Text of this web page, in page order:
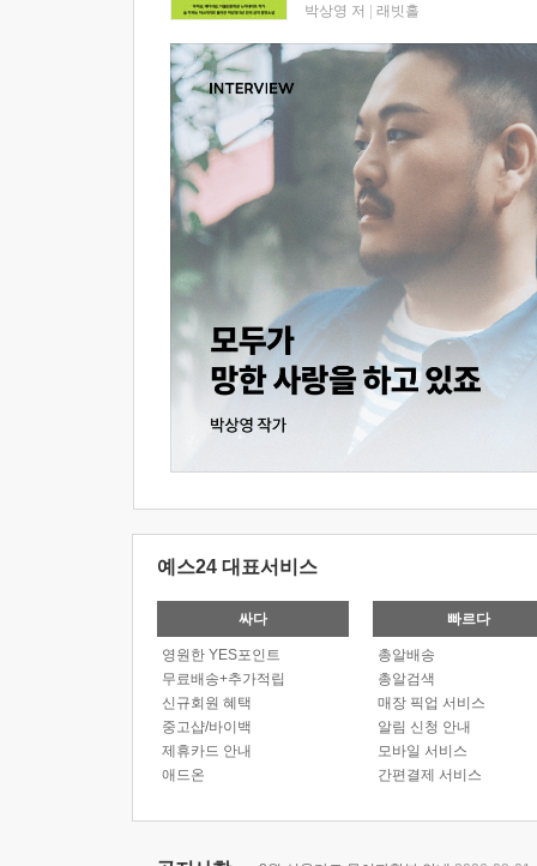
박상영 저 래빗홀
예스24 대표서비스
싸다
영원한 YES포인트
무료배송+추가적립
신규회원 혜택
중고샵/바이백
제휴카드 안내
애드온
빠르다
총알배송
총알검색
매장 픽업 서비스
알림 신청 안내
모바일 서비스
간편결제 서비스